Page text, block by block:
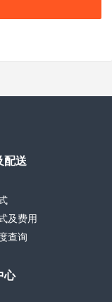
配送
及费用
查询
心